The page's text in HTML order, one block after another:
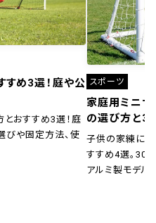
め3選！庭や公
おすすめ3選！庭
びや固定方法、使
スポーツ
家庭用ミニサ
の選び方と
子供の家練に！
すすめ4選。30
アルミ製モデル